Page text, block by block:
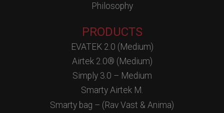
Philosophy
PRODUCTS
EVATEK 2.0 (Medium)
Airtek 2.0® (Medium)
Simply 3.0 – Medium
Smarty Airtek M.
Smarty bag – (Rav Vast & Anima)